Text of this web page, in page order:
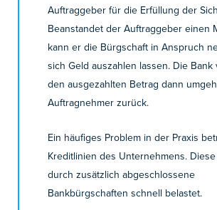
Auftraggeber für die Erfüllung der
Beanstandet der Auftraggeber einen
kann er die Bürgschaft in Anspruch
sich Geld auszahlen lassen. Die Bank
den ausgezahlten Betrag dann
Auftragnehmer zurück.
Ein häufiges Problem in der Praxis
Kreditlinien des Unternehmens.
durch zusätzlich abgeschlossene
Bankbürgschaften schnell belastet.